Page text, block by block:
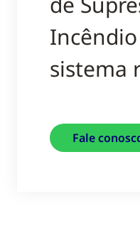
sistema
Fale